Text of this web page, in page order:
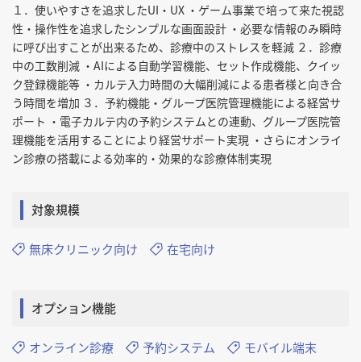
１．使いやすさを追求したUI・UX ・ゲーム事業で培って来た視認
性・操作性を追求したシンプルな画面設計 ・必要な情報のみ瞬時
に呼び出すことが出来るため、診療中のストレスを軽減 ２．診療
中の工数削減 ・AIによる自動学習機能、セット作成機能、クイッ
ク登録機能等 ・カルテ入力時間の大幅削減による患者様と向き合
う時間を増加 ３．予約機能・グループ医院管理機能による経営サ
ポート ・電子カルテ内の予約システムとの連動、グループ医院管
理機能を活用することにより経営サポート実現 ・さらにオンライ
ン診療の搭載による効率的・効果的な診療体制実現
対象規模
無床クリニック向け 在宅向け
オプション機能
オンライン診療 予約システム モバイル端末